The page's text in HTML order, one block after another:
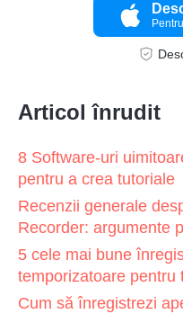
Articol înrudit
8 Software-uri
pentru a crea tutoriale
Recenzii generale
Recorder: argumente
5 cele mai bune
temporizatoare pentru
Cum să înregistrezi